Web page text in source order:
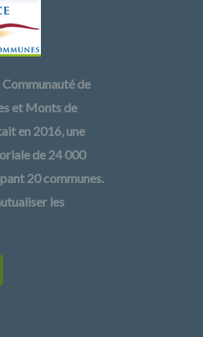
Communauté de
et Monts de
en 2016, une
de 24 000
20 communes.
les